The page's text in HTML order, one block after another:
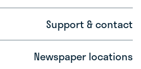
Support & contact
Newspaper locations